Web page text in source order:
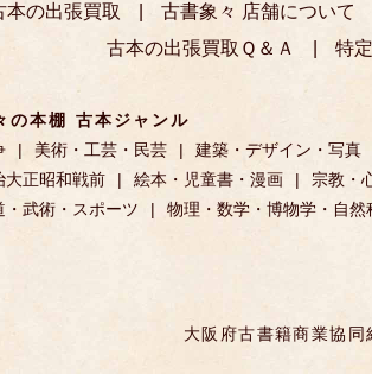
本の出張買取 古書象々 店舗について
古本の出張買取Ｑ＆Ａ
特
の本棚 古本ジャンル
美術・工芸・民芸 建築・デザイン・写真
大正昭和戦前
絵本・児童書・漫画 宗教・
・武術・スポーツ
物理・数学・博物学・自然
大阪府古書籍商業協